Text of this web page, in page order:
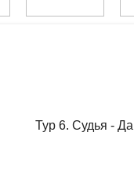
Тур 6. Судья -